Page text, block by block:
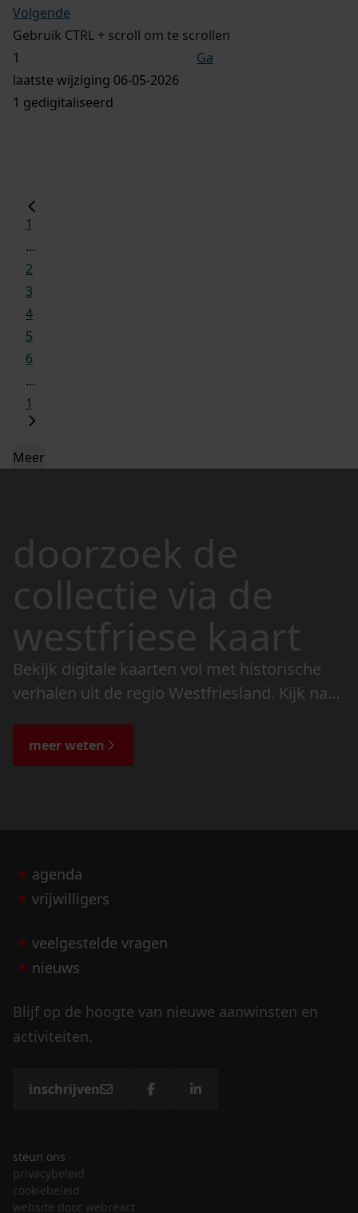
Volgende
Gebruik CTRL + scroll om te scrollen
Ga
laatste wijziging 06-05-2026
1 gedigitaliseerd
1
...
2
3
4
5
6
...
1
Meer
doorzoek de
collectie via de
westfriese kaart
Bekijk digitale kaarten vol met historische
verhalen uit de regio Westfriesland. Kijk naar
de bijzondere verhalen.
meer weten
agenda
vrijwilligers
veelgestelde vragen
nieuws
Blijf op de hoogte van nieuwe aanwinsten en
activiteiten.
inschrijven
steun ons
privacybeleid
cookiebeleid
website door webreact